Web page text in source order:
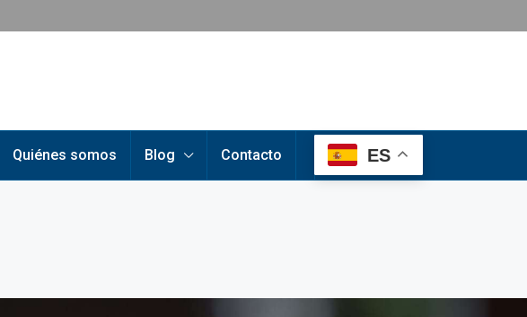
Quiénes somos Blog Contacto ES